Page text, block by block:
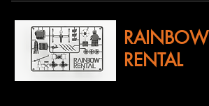
RAINBOW
RENTAL